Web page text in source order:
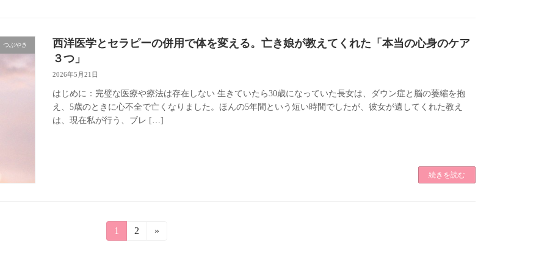
つぶやき
西洋医学とセラピーの併用で体を変える。亡き娘が教えてくれた「本当の心身のケア
３つ」
2026年5月21日
はじめに：完璧な医療や療法は存在しない 生きていたら30歳になっていた長女は、ダウン症と脳の萎縮を抱
え、5歳のときに心不全で亡くなりました。ほんの5年間という短い時間でしたが、彼女が遺してくれた教え
は、現在私が行う、ブレ […]
続きを読む
固
定
1
固
2 »